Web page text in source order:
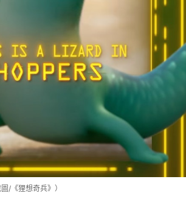
/《狸想奇兵》）